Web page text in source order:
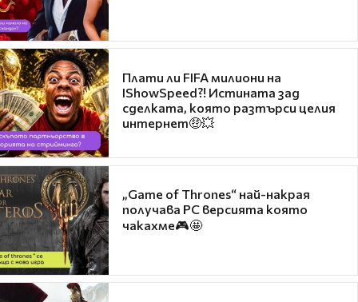
Плати ли FIFA милиони на
IShowSpeed?! Истината зад
сделката, която разтърси целия
интернет🤑💥
„Game of Thrones“ най-накрая
получава PC версията която
чакахме🎮🤩